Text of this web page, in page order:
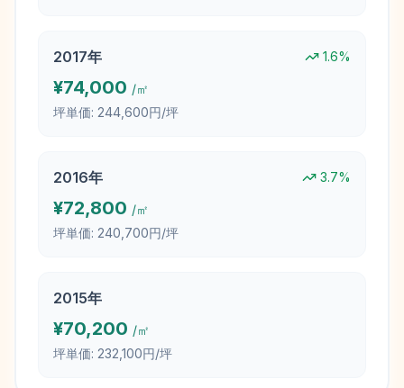
2017年 1.6%
¥74,000 /㎡
坪単価: 244,600円/坪
2016年 3.7%
¥72,800 /㎡
坪単価: 240,700円/坪
2015年
¥70,200 /㎡
坪単価: 232,100円/坪